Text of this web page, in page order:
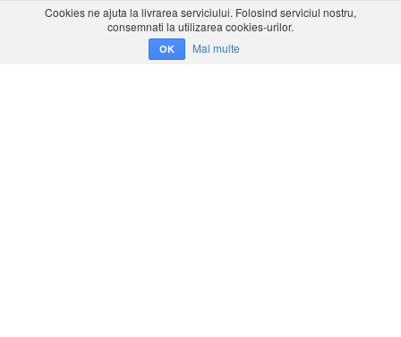
Cookies ne ajuta la livrarea serviciului. Folosind serviciul nostru,
consemnati la utilizarea cookies-urilor.
OK Mai multe